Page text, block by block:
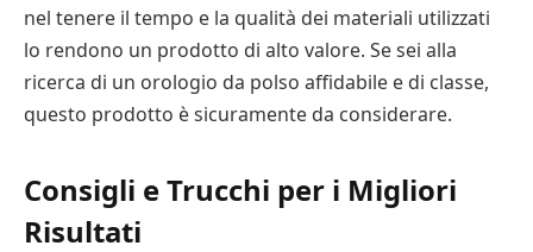
nel tenere il tempo e la qualità dei materiali utilizzati
lo rendono un prodotto di alto valore. Se sei alla
ricerca di un orologio da polso affidabile e di classe,
questo prodotto è sicuramente da considerare.
Consigli e Trucchi per i Migliori
Risultati